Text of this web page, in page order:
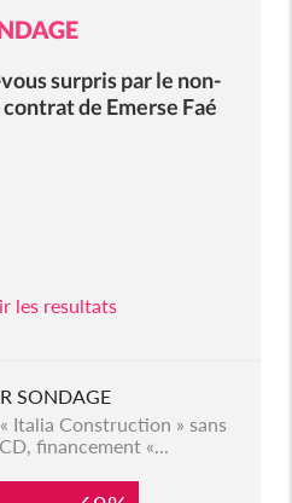
surpris par le non-
de Emerse Faé
les resultats
SONDAGE
Italia Construction » sans
financement «...